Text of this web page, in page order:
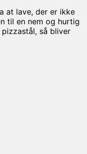
at lave, der er ikke
til en nem og hurtig
så bliver